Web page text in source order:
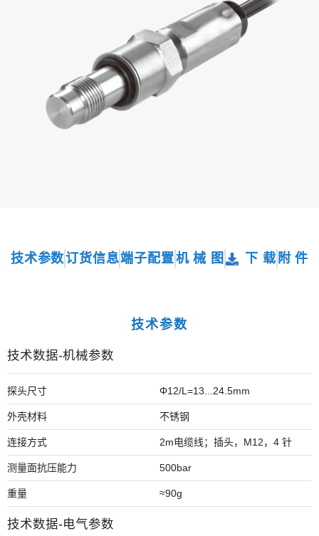
技术参数订货信息端子配置机 械 图 下 载 附 件
技术参数
技术数据-机械参数
探头尺寸 Φ12/L=13...24.5mm
外壳材料 不锈钢
连接方式 2m电缆线；插头，M12，4 针
测量面抗压能力 500bar
重量 ≈90g
技术数据-电气参数